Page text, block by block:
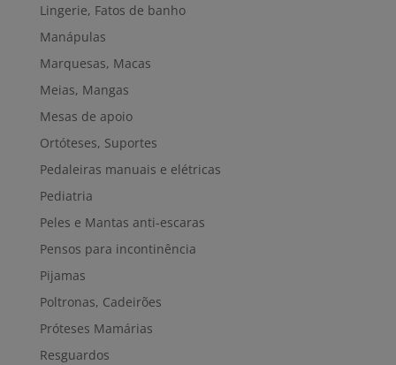
Lingerie, Fatos de banho
Manápulas
Marquesas, Macas
Meias, Mangas
Mesas de apoio
Ortóteses, Suportes
Pedaleiras manuais e elétricas
Pediatria
Peles e Mantas anti-escaras
Pensos para incontinência
Pijamas
Poltronas, Cadeirões
Próteses Mamárias
Resguardos